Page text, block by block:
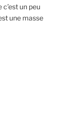
un peu
une masse